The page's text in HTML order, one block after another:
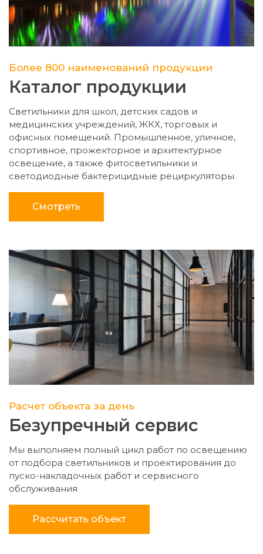
Более 800 наименований продукции
Каталог продукции
Светильники для школ, детских садов и
медицинских учреждений, ЖКХ, торговых и
офисных помещений. Промышленное, уличное,
спортивное, прожекторное и архитектурное
освещение, а также фитосветильники и
светодиодные бактерицидные рециркуляторы.
Смотреть
Расчет объекта за день
Безупречный сервис
Мы выполняем полный цикл работ по освещению
от подбора светильников и проектирования до
пуско-накладочных работ и сервисного
обслуживания
Рассчитать объект